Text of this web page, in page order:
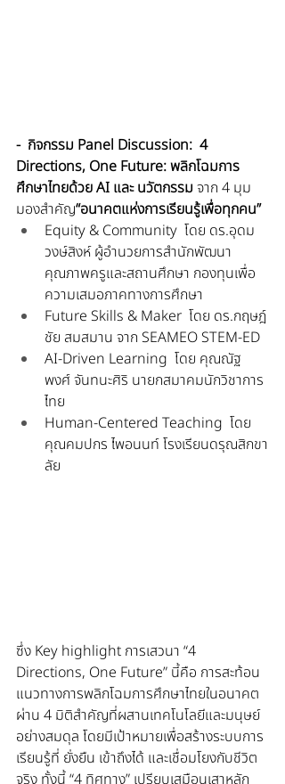
-  กิจกรรม Panel Discussion:  4
Directions, One Future: พลิกโฉมการ
ศึกษาไทยด้วย AI และ นวัตกรรม จาก 4 มุม
มองสำคัญ“อนาคตแห่งการเรียนรู้เพื่อทุกคน”
Equity & Community  โดย ดร.อุดม
วงษ์สิงห์ ผู้อำนวยการสำนักพัฒนา
คุณภาพครูและสถานศึกษา กองทุนเพื่อ
ความเสมอภาคทางการศึกษา
Future Skills & Maker  โดย ดร.กฤษฎ์
ชัย สมสมาน จาก SEAMEO STEM-ED
AI-Driven Learning  โดย คุณณัฐ
พงศ์ จันทนะศิริ นายกสมาคมนักวิชาการ
ไทย
Human-Centered Teaching  โดย
คุณคมปกร ไพอนนท์ โรงเรียนดรุณสิกขา
ลัย
ซึ่ง Key highlight การเสวนา “4
Directions, One Future” นี้คือ การสะท้อน
แนวทางการพลิกโฉมการศึกษาไทยในอนาคต
ผ่าน 4 มิติสำคัญที่ผสานเทคโนโลยีและมนุษย์
อย่างสมดุล โดยมีเป้าหมายเพื่อสร้างระบบการ
เรียนรู้ที่ ยั่งยืน เข้าถึงได้ และเชื่อมโยงกับชีวิต
จริง ทั้งนี้ “4 ทิศทาง” เปรียบเสมือนเสาหลัก